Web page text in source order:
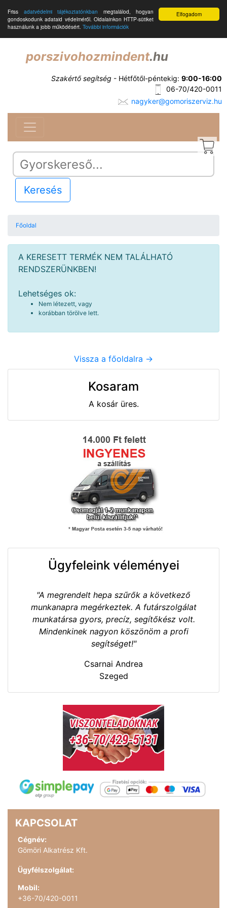
Elfogadom
Friss adatvédelmi tájékoztatónkban megtalálod, hogyan
gondoskodunk adataid védelméről. Oldalainkon HTTP-sütiket
használunk a jobb működésért. További információk
porszivohozmindent.hu
Szakértő segítség - Hétfőtől-péntekig: 9:00-16:00
06-70/420-0011
nagyker@gomoriszerviz.hu
Keresés
Főoldal
A KERESETT TERMÉK NEM TALÁLHATÓ
RENDSZERÜNKBEN!
Lehetséges ok:
Nem létezett, vagy
korábban törölve lett.
Vissza a főoldalra ->
Kosaram
A kosár üres.
Ügyfeleink véleményei
"A megrendelt hepa szűrők a következő
munkanapra megérkeztek. A futárszolgálat
munkatársa gyors, precíz, segítőkész volt.
Mindenkinek nagyon köszönöm a profi
segítséget!"
Csarnai Andrea
Szeged
KAPCSOLAT
Cégnév:
Gömöri Alkatrész Kft.
Ügyfélszolgálat:
Mobil:
+36-70/420-0011